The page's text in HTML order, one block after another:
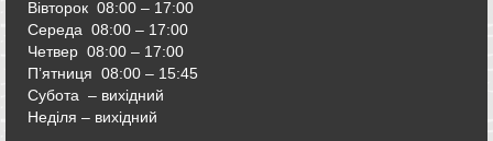
Вівторок 08:00 – 17:00
Середа 08:00 – 17:00
Четвер 08:00 – 17:00
П’ятниця 08:00 – 15:45
Субота – вихідний
Неділя – вихідний